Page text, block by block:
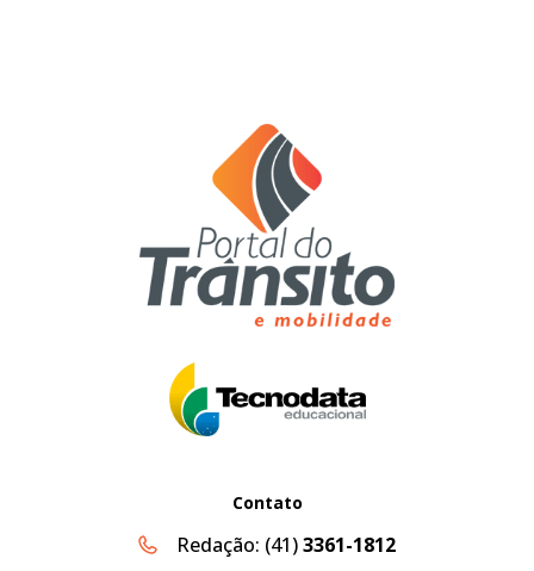
Contato
Redação: (41)3361-1812